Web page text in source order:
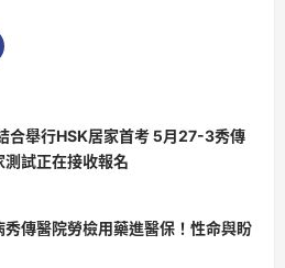
合舉行HSK居家首考 5月27-3秀傳
試正在接收報名
傳醫院勞檢用藥進醫保！性命與盼